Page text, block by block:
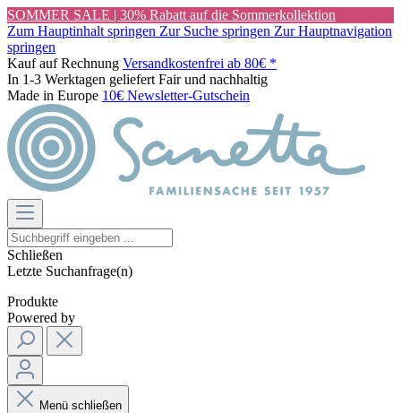
SOMMER SALE | 30% Rabatt auf die Sommerkollektion
Zum Hauptinhalt springen Zur Suche springen Zur Hauptnavigation
springen
Kauf auf Rechnung Versandkostenfrei ab 80€ *
In 1-3 Werktagen geliefert Fair und nachhaltig
Made in Europe 10€ Newsletter-Gutschein
Schließen
Letzte Suchanfrage(n)
Produkte
Powered by
Menü schließen